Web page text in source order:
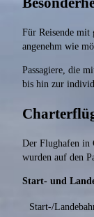
Für Reisende mit
angenehm wie
Passagiere, die
bis hin zur
Der Flughafen in
wurden auf den
Start- und
Start-/